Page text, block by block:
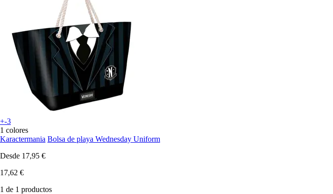
+-3
1 colores
Karactermania Bolsa de playa Wednesday Uniform
Desde 17,95 €
17,62 €
1 de 1 productos